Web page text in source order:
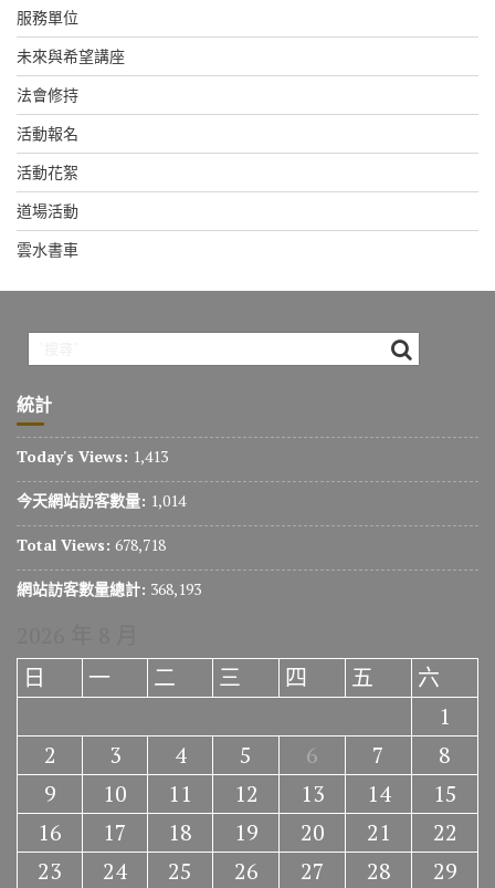
服務單位
未來與希望講座
法會修持
活動報名
活動花絮
道場活動
雲水書車
統計
Today's Views: 1,413
今天網站訪客數量: 1,014
Total Views: 678,718
網站訪客數量總計: 368,193
日
一 二 三 四 五
六
1
2
3 4 5 6 7
8
9
10 11 12 13 14
15
16
17 18 19 20 21
22
23
24 25 26 27 28
29